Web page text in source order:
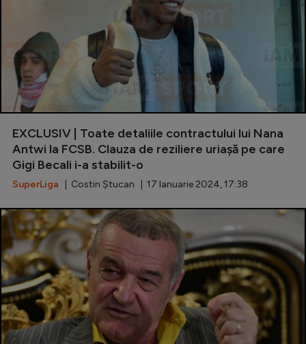
EXCLUSIV | Toate detaliile contractului lui Nana
Antwi la FCSB. Clauza de reziliere uriașă pe care
Gigi Becali i-a stabilit-o
SuperLiga | Costin Ștucan | 17 Ianuarie 2024, 17:38